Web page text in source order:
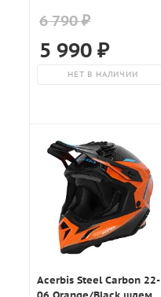
6 790 ₽
5 990₽
НЕТ В НАЛИЧИИ
Acerbis Steel Carbon 22-